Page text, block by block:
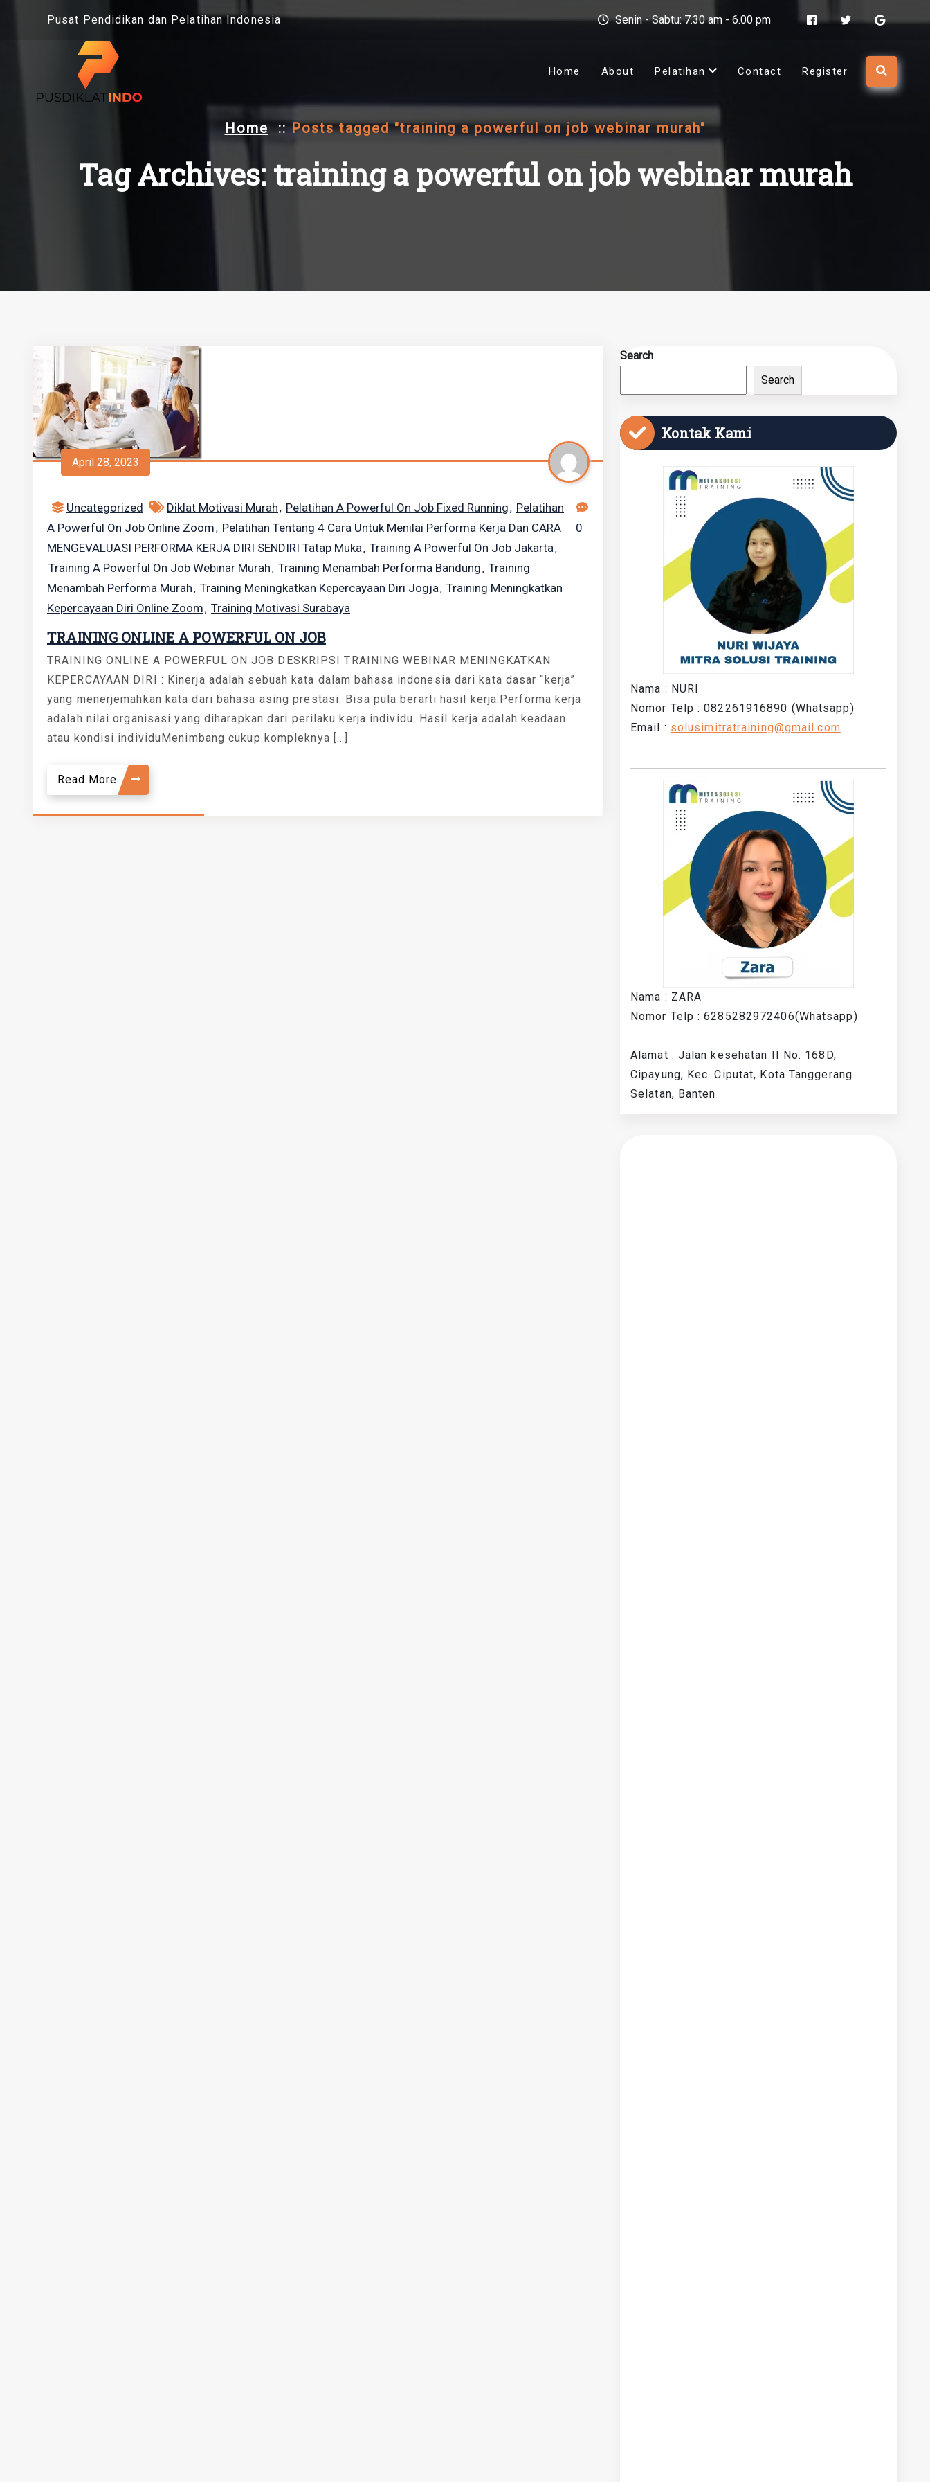
Pusat Pendidikan dan Pelatihan Indonesia Senin - Sabtu: 7.30 am - 6.00 pm
Home About Pelatihan Contact Register
Home::Posts tagged "training a powerful on job webinar murah"
Tag Archives: training a powerful on job webinar murah
April 28, 2023
Uncategorized Diklat Motivasi Murah, Pelatihan A Powerful On Job Fixed Running, Pelatihan
A Powerful On Job Online Zoom, Pelatihan Tentang 4 Cara Untuk Menilai Performa Kerja Dan CARA
MENGEVALUASI PERFORMA KERJA DIRI SENDIRI Tatap Muka, Training A Powerful On Job Jakarta,
Training A Powerful On Job Webinar Murah, Training Menambah Performa Bandung, Training
Menambah Performa Murah, Training Meningkatkan Kepercayaan Diri Jogja, Training Meningkatkan
Kepercayaan Diri Online Zoom, Training Motivasi Surabaya
0
TRAINING ONLINE A POWERFUL ON JOB
TRAINING ONLINE A POWERFUL ON JOB DESKRIPSI TRAINING WEBINAR MENINGKATKAN
KEPERCAYAAN DIRI : Kinerja adalah sebuah kata dalam bahasa indonesia dari kata dasar “kerja”
yang menerjemahkan kata dari bahasa asing prestasi. Bisa pula berarti hasil kerja.Performa kerja
adalah nilai organisasi yang diharapkan dari perilaku kerja individu. Hasil kerja adalah keadaan
atau kondisi individuMenimbang cukup kompleknya […]
Read More
Search
Search
Kontak Kami
Nama : NURI
Nomor Telp : 082261916890 (Whatsapp)
Email : solusimitratraining@gmail.com
Nama : ZARA
Nomor Telp : 6285282972406(Whatsapp)
Alamat : Jalan kesehatan II No. 168D,
Cipayung, Kec. Ciputat, Kota Tanggerang
Selatan, Banten